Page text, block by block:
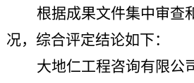
根据成果文件集中审查
况，综合评定结论如下：
大地仁工程咨询有限公